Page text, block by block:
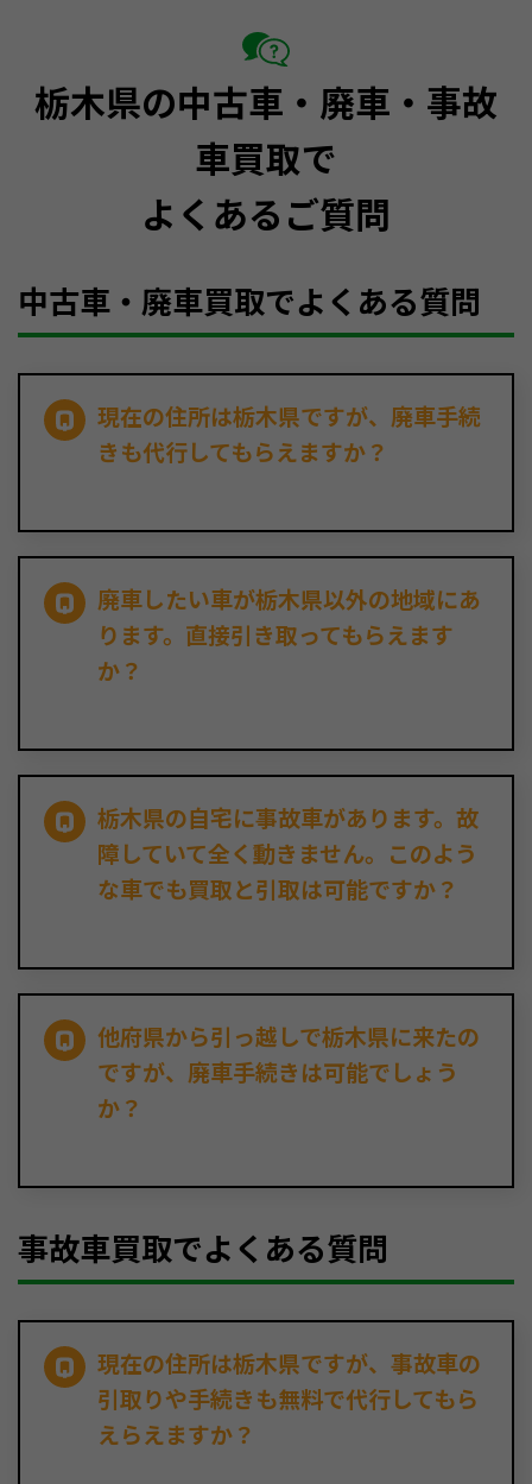
栃木県の中古車・廃車・事故
車買取で
よくあるご質問
中古車・廃車買取でよくある質問
現在の住所は栃木県ですが、廃車手続
きも代行してもらえますか？
廃車したい車が栃木県以外の地域にあ
ります。直接引き取ってもらえます
か？
栃木県の自宅に事故車があります。故
障していて全く動きません。このよう
な車でも買取と引取は可能ですか？
他府県から引っ越しで栃木県に来たの
ですが、廃車手続きは可能でしょう
か？
事故車買取でよくある質問
現在の住所は栃木県ですが、事故車の
引取りや手続きも無料で代行してもら
えらえますか？